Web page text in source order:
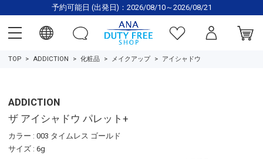
予約可能日 (出発日)：2026/08/10～2026/08/21
TOP ADDICTION 化粧品 メイクアップ アイシャドウ
ADDICTION
ザ アイシャドウ パレット+
カラー : 003 タイムレス ゴールド
サイズ : 6g